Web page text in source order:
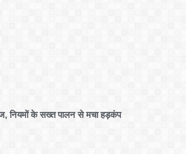
नियमों के सख्त पालन से मचा हड़कंप